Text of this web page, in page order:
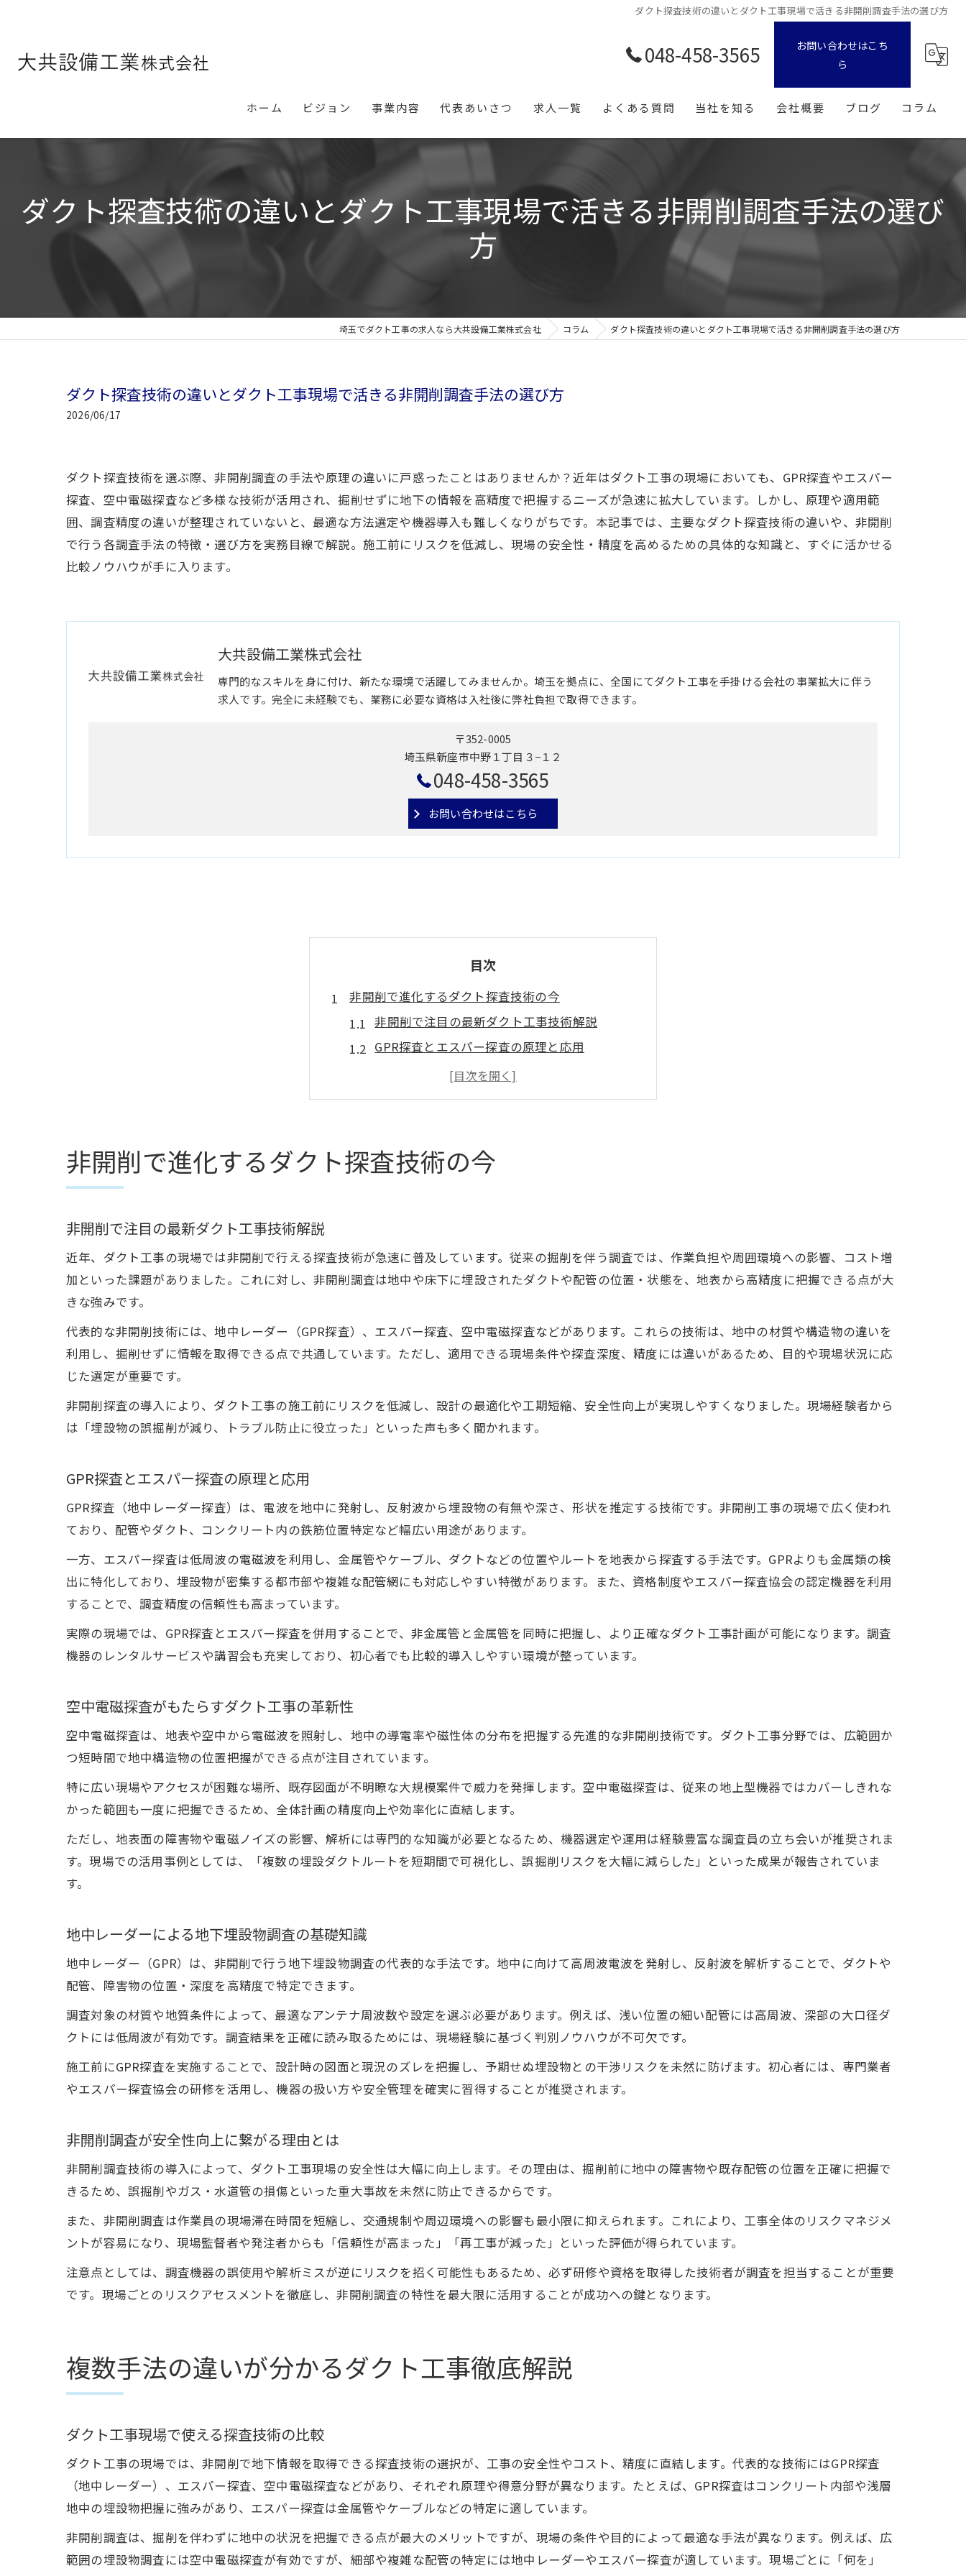
ダクト探査技術の違いとダクト工事現場で活きる非開削調査手法の選び方
048-458-3565
お問い合わせはこち
ら
ホーム ビジョン 事業内容 代表あいさつ 求人一覧 よくある質問 当社を知る
新卒
会社概要 ブログ コラム
ダクト探査技術の違いとダクト工事現場で活きる非開削調査手法の選び
方
埼玉でダクト工事の求人なら大共設備工業株式会社 コラム ダクト探査技術の違いとダクト工事現場で活きる非開削調査手法の選び方
ダクト探査技術の違いとダクト工事現場で活きる非開削調査手法の選び方
2026/06/17
ダクト探査技術を選ぶ際、非開削調査の手法や原理の違いに戸惑ったことはありませんか？近年はダクト工事の現場においても、GPR探査やエスパー
探査、空中電磁探査など多様な技術が活用され、掘削せずに地下の情報を高精度で把握するニーズが急速に拡大しています。しかし、原理や適用範
囲、調査精度の違いが整理されていないと、最適な方法選定や機器導入も難しくなりがちです。本記事では、主要なダクト探査技術の違いや、非開削
で行う各調査手法の特徴・選び方を実務目線で解説。施工前にリスクを低減し、現場の安全性・精度を高めるための具体的な知識と、すぐに活かせる
比較ノウハウが手に入ります。
大共設備工業株式会社
専門的なスキルを身に付け、新たな環境で活躍してみませんか。埼玉を拠点に、全国にてダクト工事を手掛ける会社の事業拡大に伴う
求人です。完全に未経験でも、業務に必要な資格は入社後に弊社負担で取得できます。
〒352-0005
埼玉県新座市中野１丁目３−１２
048-458-3565
お問い合わせはこちら
目次
非開削で進化するダクト探査技術の今
非開削で注目の最新ダクト工事技術解説
GPR探査とエスパー探査の原理と応用
空中電磁探査がもたらすダクト工事の革新性
地中レーダーによる地下埋設物調査の基礎知識
複数手法の違いが分かるダクト工事徹底解説
ダクト工事現場で使える探査技術の比較
空中電磁探査と地中探査の適用範囲を整理
埋設物探査機レンタル活用のメリットとは
ダクト工事現場で役立つ探査機の選定基準
エスパー探査資格が活きる機器選びのコツ
地中レーダー自作と市販機の違いを解説
調査精度を高めるダクト工事用機器のポイント
GPR探査やレーダ探査の現場活用テクニック
埋設物調査を効率化する段取りと注意点
エスパー探査協会の活用事例と最新情報
探査精度向上に役立つ現場の工夫とは
ダクト工事に適した探査法の精度比較ポイント
GPR探査と空中電磁探査の適用範囲の違い
非開削ダクト工事に最適な調査手法の条件
ダクト工事に不可欠な最新探査技術の比較
エスパー探査機と地中レーダーの違い解説
ダクト工事で失敗しない技術選びのポイント
非開削で進化するダクト探査技術の今
非開削で注目の最新ダクト工事技術解説
近年、ダクト工事の現場では非開削で行える探査技術が急速に普及しています。従来の掘削を伴う調査では、作業負担や周囲環境への影響、コスト増
加といった課題がありました。これに対し、非開削調査は地中や床下に埋設されたダクトや配管の位置・状態を、地表から高精度に把握できる点が大
きな強みです。
代表的な非開削技術には、地中レーダー（GPR探査）、エスパー探査、空中電磁探査などがあります。これらの技術は、地中の材質や構造物の違いを
利用し、掘削せずに情報を取得できる点で共通しています。ただし、適用できる現場条件や探査深度、精度には違いがあるため、目的や現場状況に応
じた選定が重要です。
非開削探査の導入により、ダクト工事の施工前にリスクを低減し、設計の最適化や工期短縮、安全性向上が実現しやすくなりました。現場経験者から
は「埋設物の誤掘削が減り、トラブル防止に役立った」といった声も多く聞かれます。
GPR探査とエスパー探査の原理と応用
GPR探査（地中レーダー探査）は、電波を地中に発射し、反射波から埋設物の有無や深さ、形状を推定する技術です。非開削工事の現場で広く使われ
ており、配管やダクト、コンクリート内の鉄筋位置特定など幅広い用途があります。
一方、エスパー探査は低周波の電磁波を利用し、金属管やケーブル、ダクトなどの位置やルートを地表から探査する手法です。GPRよりも金属類の検
出に特化しており、埋設物が密集する都市部や複雑な配管網にも対応しやすい特徴があります。また、資格制度やエスパー探査協会の認定機器を利用
することで、調査精度の信頼性も高まっています。
実際の現場では、GPR探査とエスパー探査を併用することで、非金属管と金属管を同時に把握し、より正確なダクト工事計画が可能になります。調査
機器のレンタルサービスや講習会も充実しており、初心者でも比較的導入しやすい環境が整っています。
空中電磁探査がもたらすダクト工事の革新性
空中電磁探査は、地表や空中から電磁波を照射し、地中の導電率や磁性体の分布を把握する先進的な非開削技術です。ダクト工事分野では、広範囲か
つ短時間で地中構造物の位置把握ができる点が注目されています。
特に広い現場やアクセスが困難な場所、既存図面が不明瞭な大規模案件で威力を発揮します。空中電磁探査は、従来の地上型機器ではカバーしきれな
かった範囲も一度に把握できるため、全体計画の精度向上や効率化に直結します。
ただし、地表面の障害物や電磁ノイズの影響、解析には専門的な知識が必要となるため、機器選定や運用は経験豊富な調査員の立ち会いが推奨されま
す。現場での活用事例としては、「複数の埋設ダクトルートを短期間で可視化し、誤掘削リスクを大幅に減らした」といった成果が報告されていま
す。
地中レーダーによる地下埋設物調査の基礎知識
地中レーダー（GPR）は、非開削で行う地下埋設物調査の代表的な手法です。地中に向けて高周波電波を発射し、反射波を解析することで、ダクトや
配管、障害物の位置・深度を高精度で特定できます。
調査対象の材質や地質条件によって、最適なアンテナ周波数や設定を選ぶ必要があります。例えば、浅い位置の細い配管には高周波、深部の大口径ダ
クトには低周波が有効です。調査結果を正確に読み取るためには、現場経験に基づく判別ノウハウが不可欠です。
施工前にGPR探査を実施することで、設計時の図面と現況のズレを把握し、予期せぬ埋設物との干渉リスクを未然に防げます。初心者には、専門業者
やエスパー探査協会の研修を活用し、機器の扱い方や安全管理を確実に習得することが推奨されます。
非開削調査が安全性向上に繋がる理由とは
非開削調査技術の導入によって、ダクト工事現場の安全性は大幅に向上します。その理由は、掘削前に地中の障害物や既存配管の位置を正確に把握で
きるため、誤掘削やガス・水道管の損傷といった重大事故を未然に防止できるからです。
また、非開削調査は作業員の現場滞在時間を短縮し、交通規制や周辺環境への影響も最小限に抑えられます。これにより、工事全体のリスクマネジメ
ントが容易になり、現場監督者や発注者からも「信頼性が高まった」「再工事が減った」といった評価が得られています。
注意点としては、調査機器の誤使用や解析ミスが逆にリスクを招く可能性もあるため、必ず研修や資格を取得した技術者が調査を担当することが重要
です。現場ごとのリスクアセスメントを徹底し、非開削調査の特性を最大限に活用することが成功への鍵となります。
複数手法の違いが分かるダクト工事徹底解説
ダクト工事現場で使える探査技術の比較
ダクト工事の現場では、非開削で地下情報を取得できる探査技術の選択が、工事の安全性やコスト、精度に直結します。代表的な技術にはGPR探査
（地中レーダー）、エスパー探査、空中電磁探査などがあり、それぞれ原理や得意分野が異なります。たとえば、GPR探査はコンクリート内部や浅層
地中の埋設物把握に強みがあり、エスパー探査は金属管やケーブルなどの特定に適しています。
非開削調査は、掘削を伴わずに地中の状況を把握できる点が最大のメリットですが、現場の条件や目的によって最適な手法が異なります。例えば、広
範囲の埋設物調査には空中電磁探査が有効ですが、細部や複雑な配管の特定には地中レーダーやエスパー探査が適しています。現場ごとに「何を」
お問い合わせはこちら
お問い合わせはこちら